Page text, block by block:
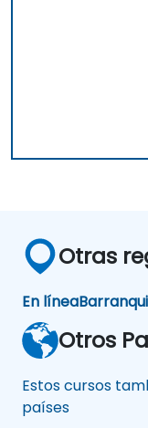
Otras
En línea
Otros
Estos cursos
países